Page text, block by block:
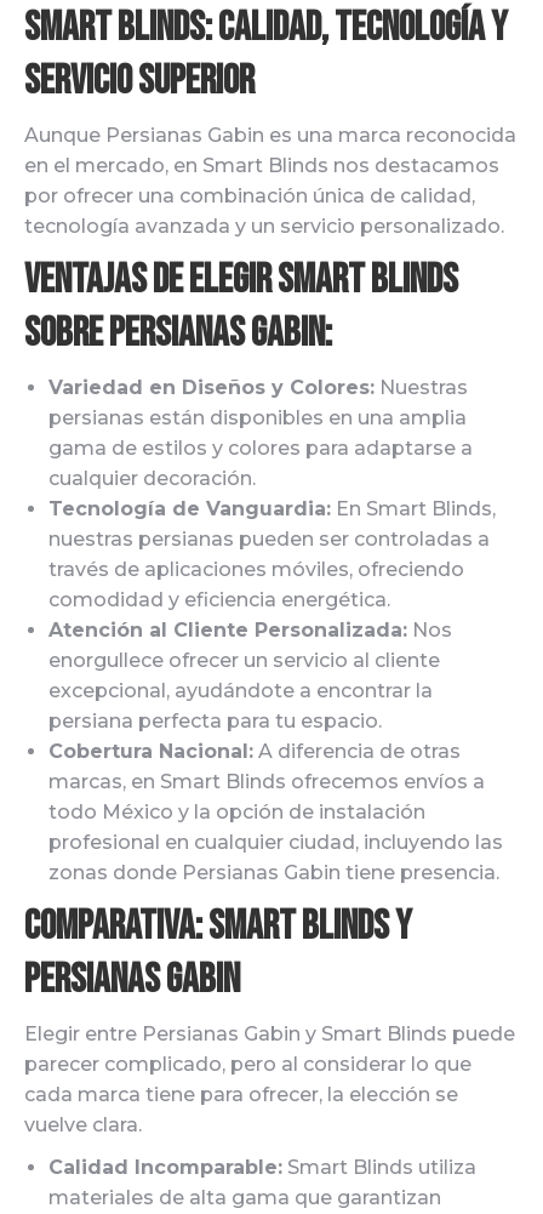
Smart Blinds: Calidad, Tecnología y
Servicio Superior
Aunque Persianas Gabin es una marca reconocida
en el mercado, en Smart Blinds nos destacamos
por ofrecer una combinación única de calidad,
tecnología avanzada y un servicio personalizado.
Ventajas de Elegir Smart Blinds
sobre Persianas Gabin:
Variedad en Diseños y Colores: Nuestras
persianas están disponibles en una amplia
gama de estilos y colores para adaptarse a
cualquier decoración.
Tecnología de Vanguardia: En Smart Blinds,
nuestras persianas pueden ser controladas a
través de aplicaciones móviles, ofreciendo
comodidad y eficiencia energética.
Atención al Cliente Personalizada: Nos
enorgullece ofrecer un servicio al cliente
excepcional, ayudándote a encontrar la
persiana perfecta para tu espacio.
Cobertura Nacional: A diferencia de otras
marcas, en Smart Blinds ofrecemos envíos a
todo México y la opción de instalación
profesional en cualquier ciudad, incluyendo las
zonas donde Persianas Gabin tiene presencia.
Comparativa: Smart Blinds y
Persianas Gabin
Elegir entre Persianas Gabin y Smart Blinds puede
parecer complicado, pero al considerar lo que
cada marca tiene para ofrecer, la elección se
vuelve clara.
Calidad Incomparable: Smart Blinds utiliza
materiales de alta gama que garantizan